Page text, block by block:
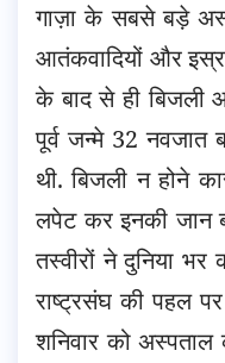
गाज़ा के सबसे बड़े
आतंकवादियों और
के बाद से ही बिजली
पूर्व जन्मे 32 नवजात
थी. बिजली न होने
लपेट कर इनकी जान
तस्वीरों ने दुनिया
राष्ट्रसंघ की पहल
शनिवार को अस्पताल